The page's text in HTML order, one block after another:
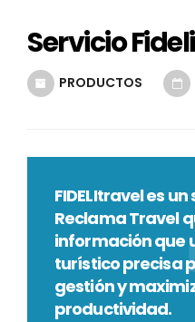
Servicio
PRODUCTOS
FIDELItravel es
Reclama Travel
información que
turístico precisa
gestión y
productividad.